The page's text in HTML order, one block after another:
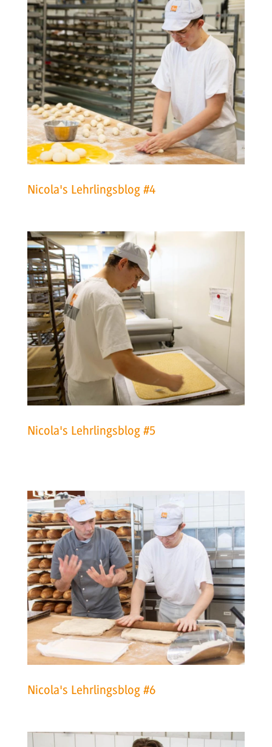
Nicola's Lehrlingsblog #4
Nicola's Lehrlingsblog #5
Nicola's Lehrlingsblog #6